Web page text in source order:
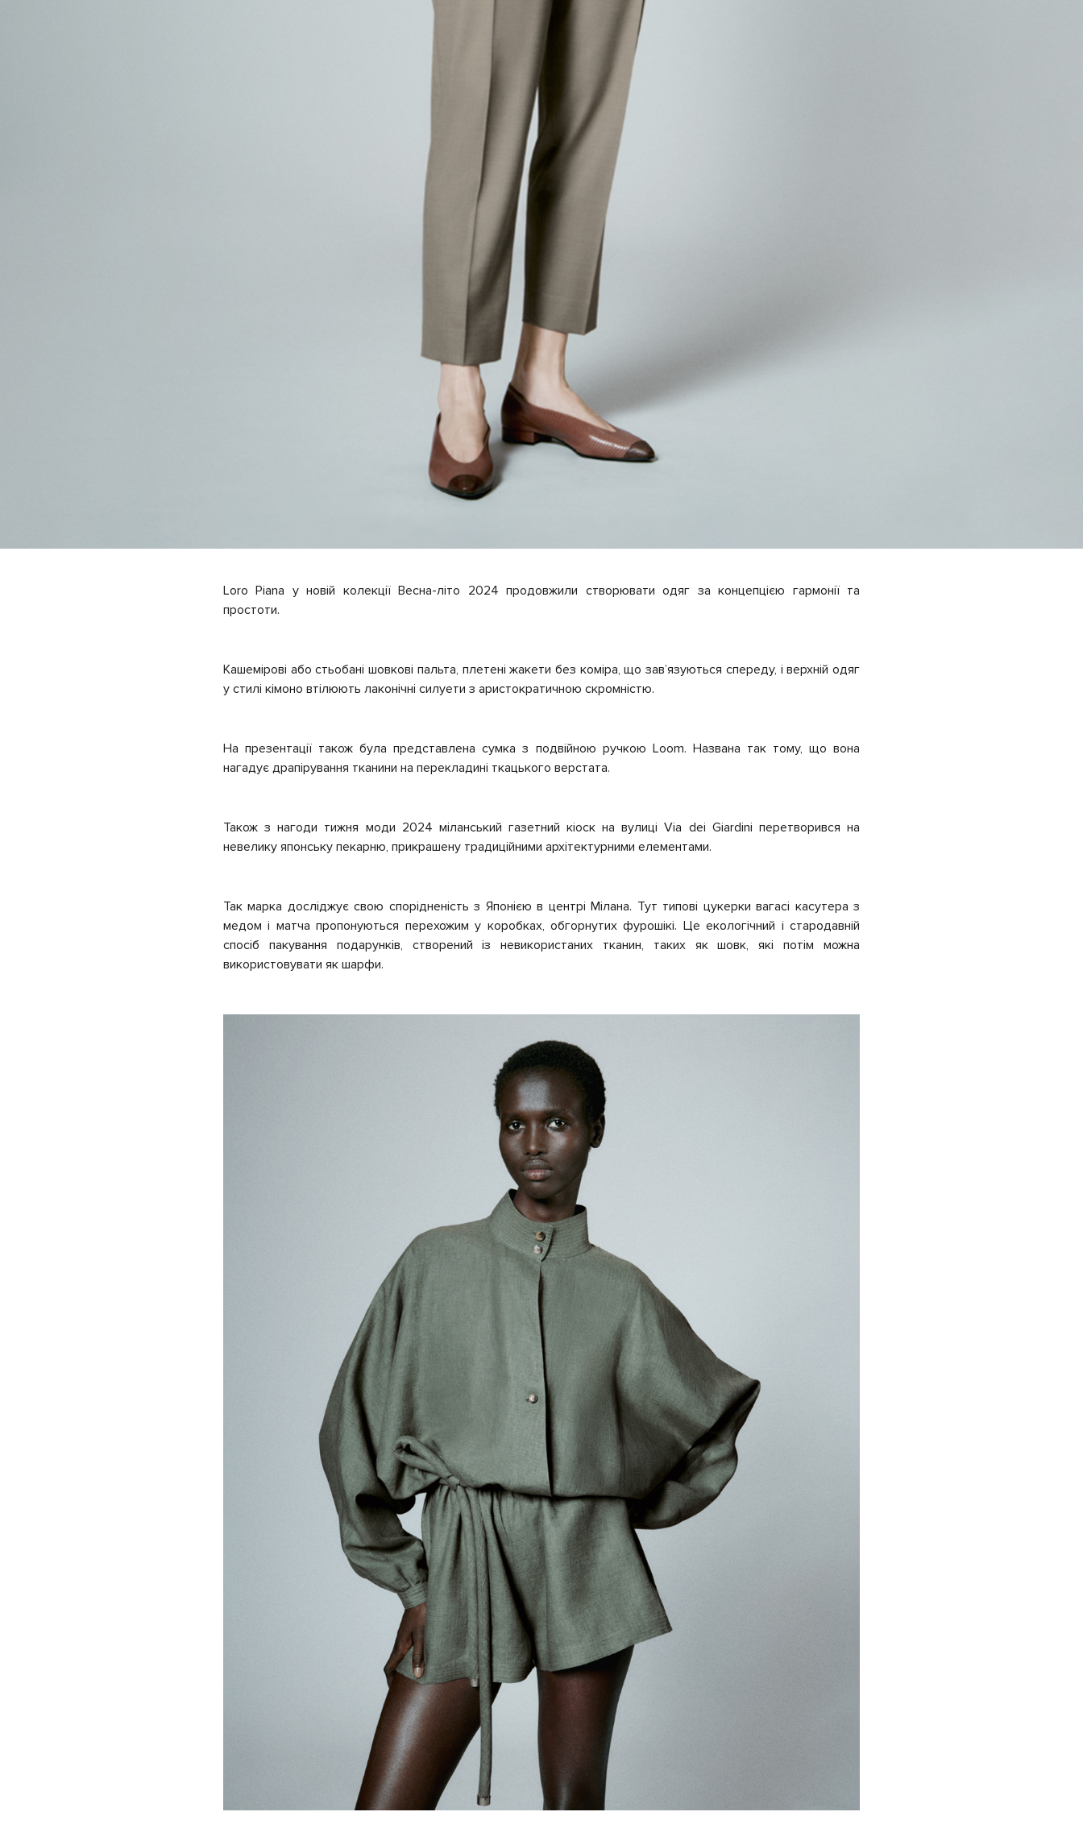
Loro Piana у новій колекції Весна-літо 2024 продовжили створювати одяг за концепцією гармонії та
простоти.
Кашемірові або стьобані шовкові пальта, плетені жакети без коміра, що зав’язуються спереду, і верхній одяг
у стилі кімоно втілюють лаконічні силуети з аристократичною скромністю.
На презентації також була представлена сумка з подвійною ручкою Loom. Названа так тому, що вона
нагадує драпірування тканини на перекладині ткацького верстата.
Також з нагоди тижня моди 2024 міланський газетний кіоск на вулиціVia dei Giardini перетворився на
невелику японську пекарню, прикрашену традиційними архітектурними елементами.
Так марка досліджує свою спорідненість з Японією в центрі Мілана. Тут типові цукерки вагасі касутера з
медом і матча пропонуються перехожим у коробках, обгорнутих фурошікі. Це екологічний і стародавній
спосіб пакування подарунків, створений із невикористаних тканин, таких як шовк, які потім можна
використовувати як шарфи.